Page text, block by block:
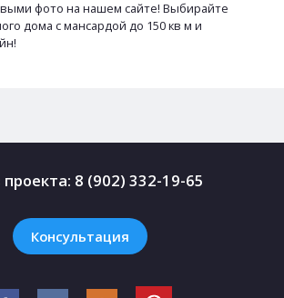
фото на нашем сайте! Выбирайте
дома с мансардой до 150 кв м и
проекта: 8 (902) 332-19-65
Консультация